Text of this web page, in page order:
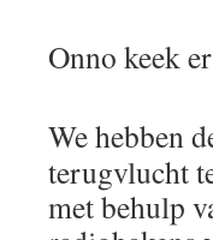
Onno keek
We hebben
terugvlucht
met behulp